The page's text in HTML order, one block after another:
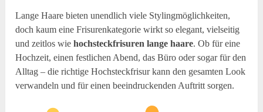
Lange Haare bieten unendlich viele Stylingmöglichkeiten,
doch kaum eine Frisurenkategorie wirkt so elegant, vielseitig
und zeitlos wiehochsteckfrisuren lange haare. Ob für eine
Hochzeit, einen festlichen Abend, das Büro oder sogar für den
Alltag – die richtige Hochsteckfrisur kann den gesamten Look
verwandeln und für einen beeindruckenden Auftritt sorgen.